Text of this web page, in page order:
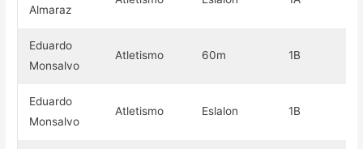
Almaraz
Eduardo
Monsalvo
Atletismo 60m 1B
Eduardo
Monsalvo
Atletismo Eslalon 1B